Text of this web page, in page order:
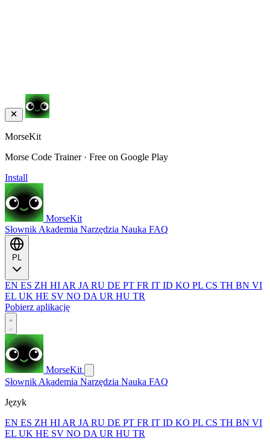
MorseKit
Morse Code Trainer · Free on Google Play
Install
MorseKit
Słownik Akademia Narzędzia Nauka FAQ
EN ES ZH HI AR JA RU DE PT FR IT ID KO PL CS TH BN VI
EL UK HE SV NO DA UR HU TR
Pobierz aplikację
MorseKit
Słownik Akademia Narzędzia Nauka FAQ
Język
EN ES ZH HI AR JA RU DE PT FR IT ID KO PL CS TH BN VI
EL UK HE SV NO DA UR HU TR